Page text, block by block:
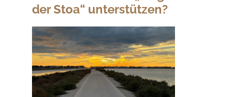
der Stoa“ unterstützen?